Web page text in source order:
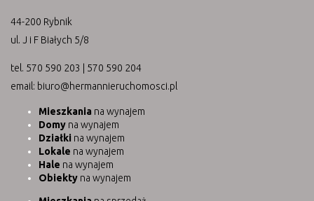
44-200 Rybnik
ul. J i F Białych 5/8
tel. 570 590 203 | 570 590 204
email: biuro@hermannieruchomosci.pl
Mieszkania na wynajem
Domy na wynajem
Działki na wynajem
Lokale na wynajem
Hale na wynajem
Obiekty na wynajem